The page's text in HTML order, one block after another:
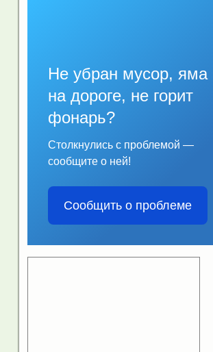
Не убран мусор, яма
на дороге, не горит
фонарь?
Столкнулись с проблемой —
сообщите о ней!
Сообщить о проблеме